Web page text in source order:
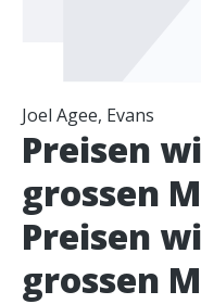
Joel Agee, Evans
Preisen
grossen
Preisen
grossen